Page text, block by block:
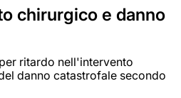
chirurgico e danno
ritardo nell'intervento
danno catastrofale secondo